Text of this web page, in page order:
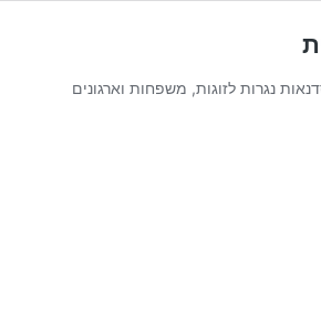
נגרות לזוגות, משפחות וארגונים